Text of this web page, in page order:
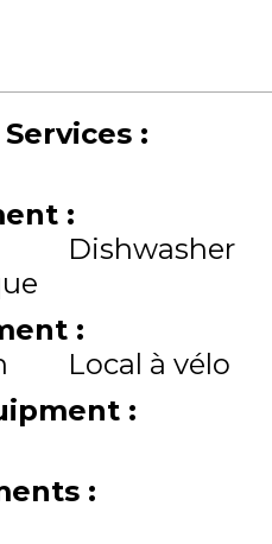
:
:
Dishwasher
:
Local à vélo
:
: